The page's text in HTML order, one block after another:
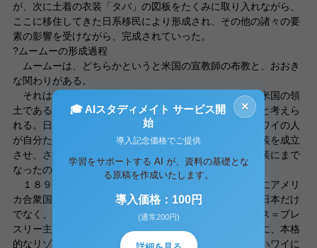
が、次に土着の衣装「タパ」の図板をたくみに取り入れながら、
ここに移住してきた日系移民により形成され、その他の諸々の要
素の影響を受けながら、完成されていった。
?ムームーの形成過程
ムームーは、どちらかというと米国の宣教師の布教と、おおき
な関わりがある。
それは、ハワイが日系移民の多い土地でありながら、米国の領
土であるという、現在の複雑な位置づけを凝縮していると考えら
れる。日系移民と宣教師たちによって作られた文化をハワイの人
が自分たちの文化にうまく取り入れ、この土地特有の衣装を成立
させ、さらに、アロハシャツとムームーは、ハワイの正装にまで
なったのである。
１８９２年にアメリカ合衆国に合併され、１９５９年にアメリ
カ合衆国の５０番目の州となった。その後、ハワイは、日本だけ
でなく、世界各国の映画の舞台となった。特に、エルビス＝プレ
スリー主演の映画などで、世界中に有名になった。さらに、本格
的なリゾート地としての開発が始まり、たくさんの人がハワイに
×
🎓 AIスタディメイト サービス開
始
導入記念価格でご提供
学習をサポートする AI が、資料の基礎とな
る原稿を作成いたします。
導入価格：100円
(通常200円)